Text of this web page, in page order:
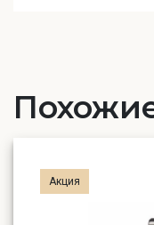
Акция